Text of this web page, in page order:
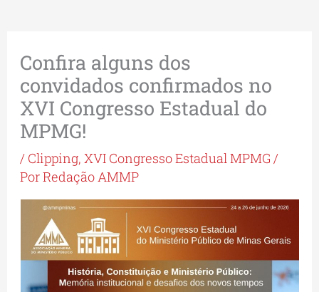
Confira alguns dos
convidados confirmados no
XVI Congresso Estadual do
MPMG!
/ Clipping,XVI Congresso Estadual MPMG /
PorRedação AMMP